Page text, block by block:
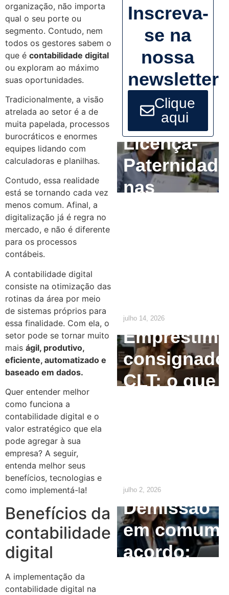
organização, não importa
qual o seu porte ou
segmento. Contudo, nem
todos os gestores sabem o
que é contabilidade digital
ou exploram ao máximo
suas oportunidades.
Tradicionalmente, a visão
atrelada ao setor é a de
muita papelada, processos
burocráticos e enormes
equipes lidando com
calculadoras e planilhas.
Contudo, essa realidade
está se tornando cada vez
menos comum. Afinal, a
digitalização já é regra no
mercado, e não é diferente
para os processos
contábeis.
A contabilidade digital
consiste na otimização das
rotinas da área por meio
de sistemas próprios para
essa finalidade. Com ela, o
setor pode se tornar muito
mais ágil, produtivo,
eficiente, automatizado e
baseado em dados.
Quer entender melhor
como funciona a
contabilidade digital e o
valor estratégico que ela
pode agregar à sua
empresa? A seguir,
entenda melhor seus
benefícios, tecnologias e
como implementá-la!
Benefícios da
contabilidade
digital
A implementação da
contabilidade digital na
Inscreva-
se na
nossa
newsletter
Clique
aqui
Licença-
Paternidade
nas
julho 14, 2026
Empréstimo
consignado
CLT: o que
julho 2, 2026
Demissão
em comum
acordo: